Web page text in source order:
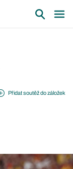
Přidat soutěž do záložek